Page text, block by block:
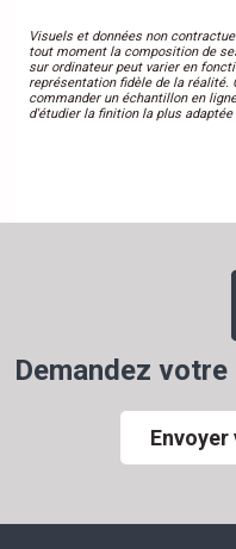
Visuels et données non
tout moment la composition de
sur ordinateur peut varier en
représentation fidèle de la réalité.
commander un échantillon en
d'étudier la finition la plus adaptée
Demandez